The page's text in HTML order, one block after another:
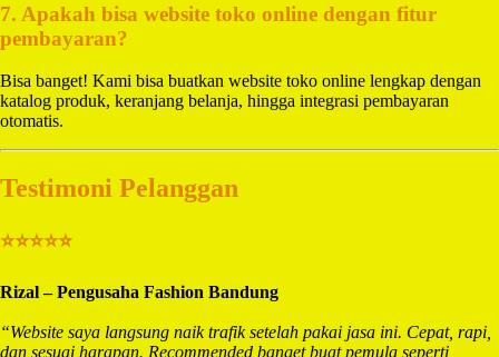
7. Apakah bisa website toko online dengan fitur
pembayaran?
Bisa banget! Kami bisa buatkan website toko online lengkap dengan
katalog produk, keranjang belanja, hingga integrasi pembayaran
otomatis.
Testimoni Pelanggan
⭐⭐⭐⭐⭐
Rizal – Pengusaha Fashion Bandung
“Website saya langsung naik trafik setelah pakai jasa ini. Cepat, rapi,
dan sesuai harapan. Recommended banget buat pemula seperti